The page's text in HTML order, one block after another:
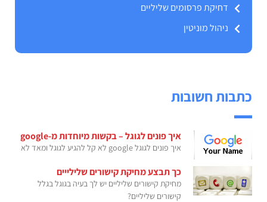
דחיקת פרסומים שליליים
ניהול מוניטין
כתבות חשובות
איך פונים לגוגל – בקשות מיוחדות מ-google
איך פונים לגוגל google לא קל להגיע לגוגל ומאד לא
כך תבצע מחיקת קישורים שלילייים
מחיקת קישורים שליליים יש לך בעיה בגוגל בגלל
קישורים שליליים?